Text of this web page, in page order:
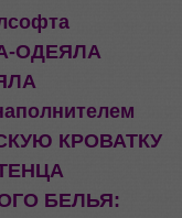
ОДЕЯЛА
КРОВАТКУ
БЕЛЬЯ: